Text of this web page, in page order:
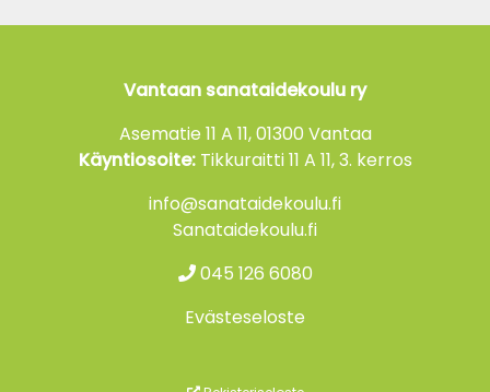
Vantaan sanataidekoulu ry
Asematie 11 A 11, 01300 Vantaa
Käyntiosoite:Tikkuraitti 11 A 11, 3. kerros
info@sanataidekoulu.fi
Sanataidekoulu.fi
045 126 6080
Evästeseloste